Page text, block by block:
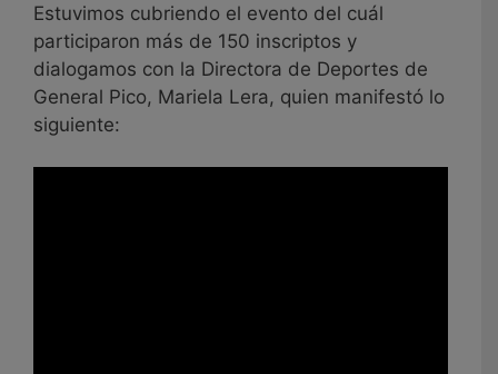
Estuvimos cubriendo el evento del cuál
participaron más de 150 inscriptos y
dialogamos con la Directora de Deportes de
General Pico, Mariela Lera, quien manifestó lo
siguiente: